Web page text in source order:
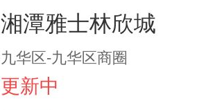
湘潭雅士林欣城
九华区-九华区商圈
更新中